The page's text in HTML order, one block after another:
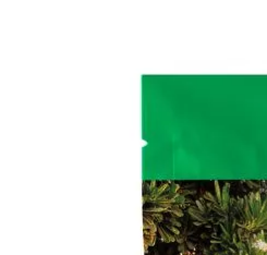
sul prodotto